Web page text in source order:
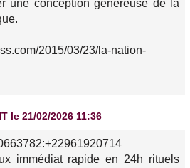
une conception généreuse de la
2015/03/23/la-nation-
le 21/02/2026 11:36
immédiat rapide en 24h rituels